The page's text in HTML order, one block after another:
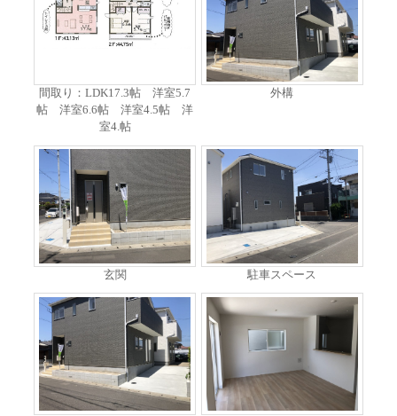
間取り：LDK17.3帖 洋室5.7
帖 洋室6.6帖 洋室4.5帖 洋
室4.帖
外構
玄関 駐車スペース